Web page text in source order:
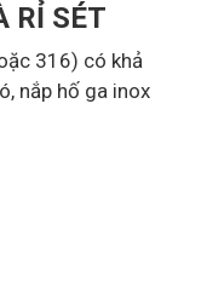
RỈ SÉT
316) có khả
nắp hố ga inox